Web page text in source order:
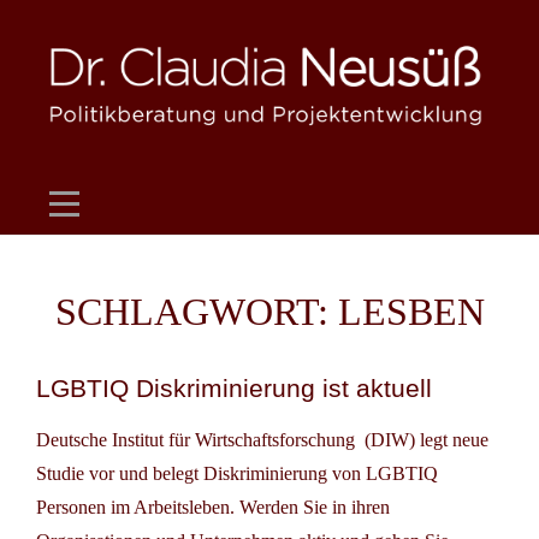
content
SCHLAGWORT: LESBEN
LGBTIQ Diskriminierung ist aktuell
Deutsche Institut für Wirtschaftsforschung (DIW) legt neue
Studie vor und belegt Diskriminierung von LGBTIQ
Personen im Arbeitsleben. Werden Sie in ihren